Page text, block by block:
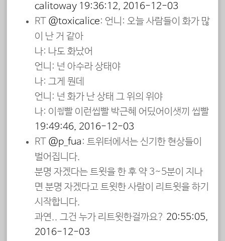
calitoway 19:36:12, 2016-12-03
RT @toxicalice: 언니: 오늘 사람들이 화가 많
이 난 거 같아
나: 나도 화났어
언니: 넌 아수라 상태야
나: 그게 뭔데
언니: 넌 화가 난 상태 그 위의 위야
나: 이씝빨 이런씹빨 박근혜 어딨어이샛끼 씹빨
19:49:46, 2016-12-03
RT @p_fua: 트위터에서는 신기한 현상들이
벌어집니다.
분명 자겠다는 트윗을 한 후 약 3~5분이 지나
면 분명 자겠다고 트윗한 사람이 리트윗을 하기
시작합니다.
과연.. 그건 누가 리트윗한걸까요? 20:55:05,
2016-12-03